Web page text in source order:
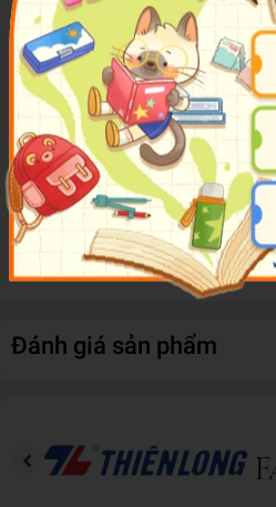
GD&ĐT. Sách gồm 3 phần:
- Tense (Thì)
- Parts of Speech (Từ loại)
- Sentence Structures (Cấu trúc câu)
Các chủ điểm ngữ pháp trong mỗi
tiết nhằm giúp các em học sinh dễ
lý thuyết.
Đánh giá sản phẩm